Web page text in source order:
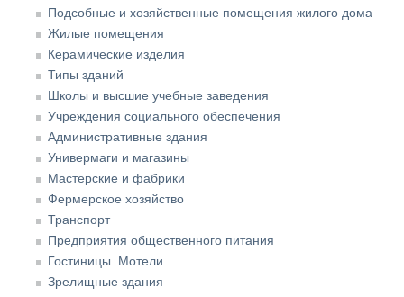
Подсобные и хозяйственные помещения жилого дома
Жилые помещения
Керамические изделия
Типы зданий
Школы и высшие учебные заведения
Учреждения социального обеспечения
Административные здания
Универмаги и магазины
Мастерские и фабрики
Фермерское хозяйство
Транспорт
Предприятия общественного питания
Гостиницы. Мотели
Зрелищные здания